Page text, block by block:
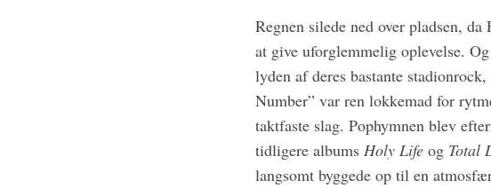
Regnen silede ned over pladsen,
at give uforglemmelig oplevelse.
lyden af deres bastante
Number” var ren lokkemad for
taktfaste slag. Pophymnen blev
tidligere albums Holy Life og Total
langsomt byggede op til en